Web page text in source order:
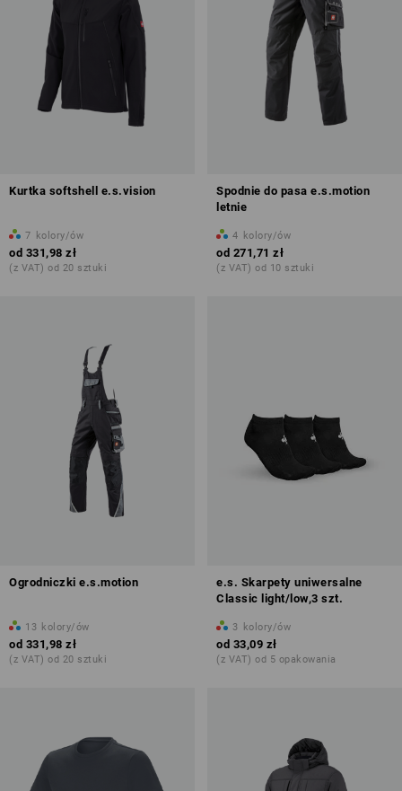
Kurtka softshell e.s.vision
7 kolory/ów
od 331,98 zł
(z VAT) od 20 sztuki
Spodnie do pasa e.s.motion
letnie
4 kolory/ów
od 271,71 zł
(z VAT) od 10 sztuki
Ogrodniczki e.s.motion
13 kolory/ów
od 331,98 zł
(z VAT) od 20 sztuki
e.s. Skarpety uniwersalne
Classic light/low,3 szt.
3 kolory/ów
od 33,09 zł
(z VAT) od 5 opakowania